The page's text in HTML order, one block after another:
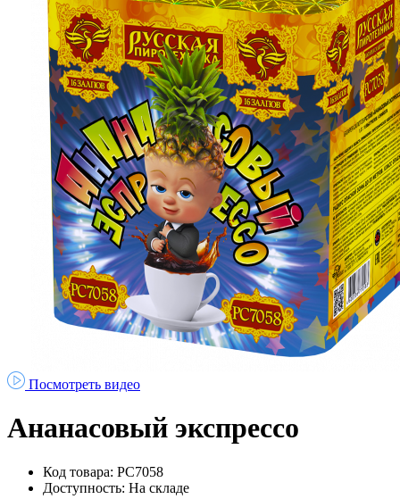
Посмотреть видео
Ананасовый экспрессо
Код товара: РС7058
Доступность: На складе